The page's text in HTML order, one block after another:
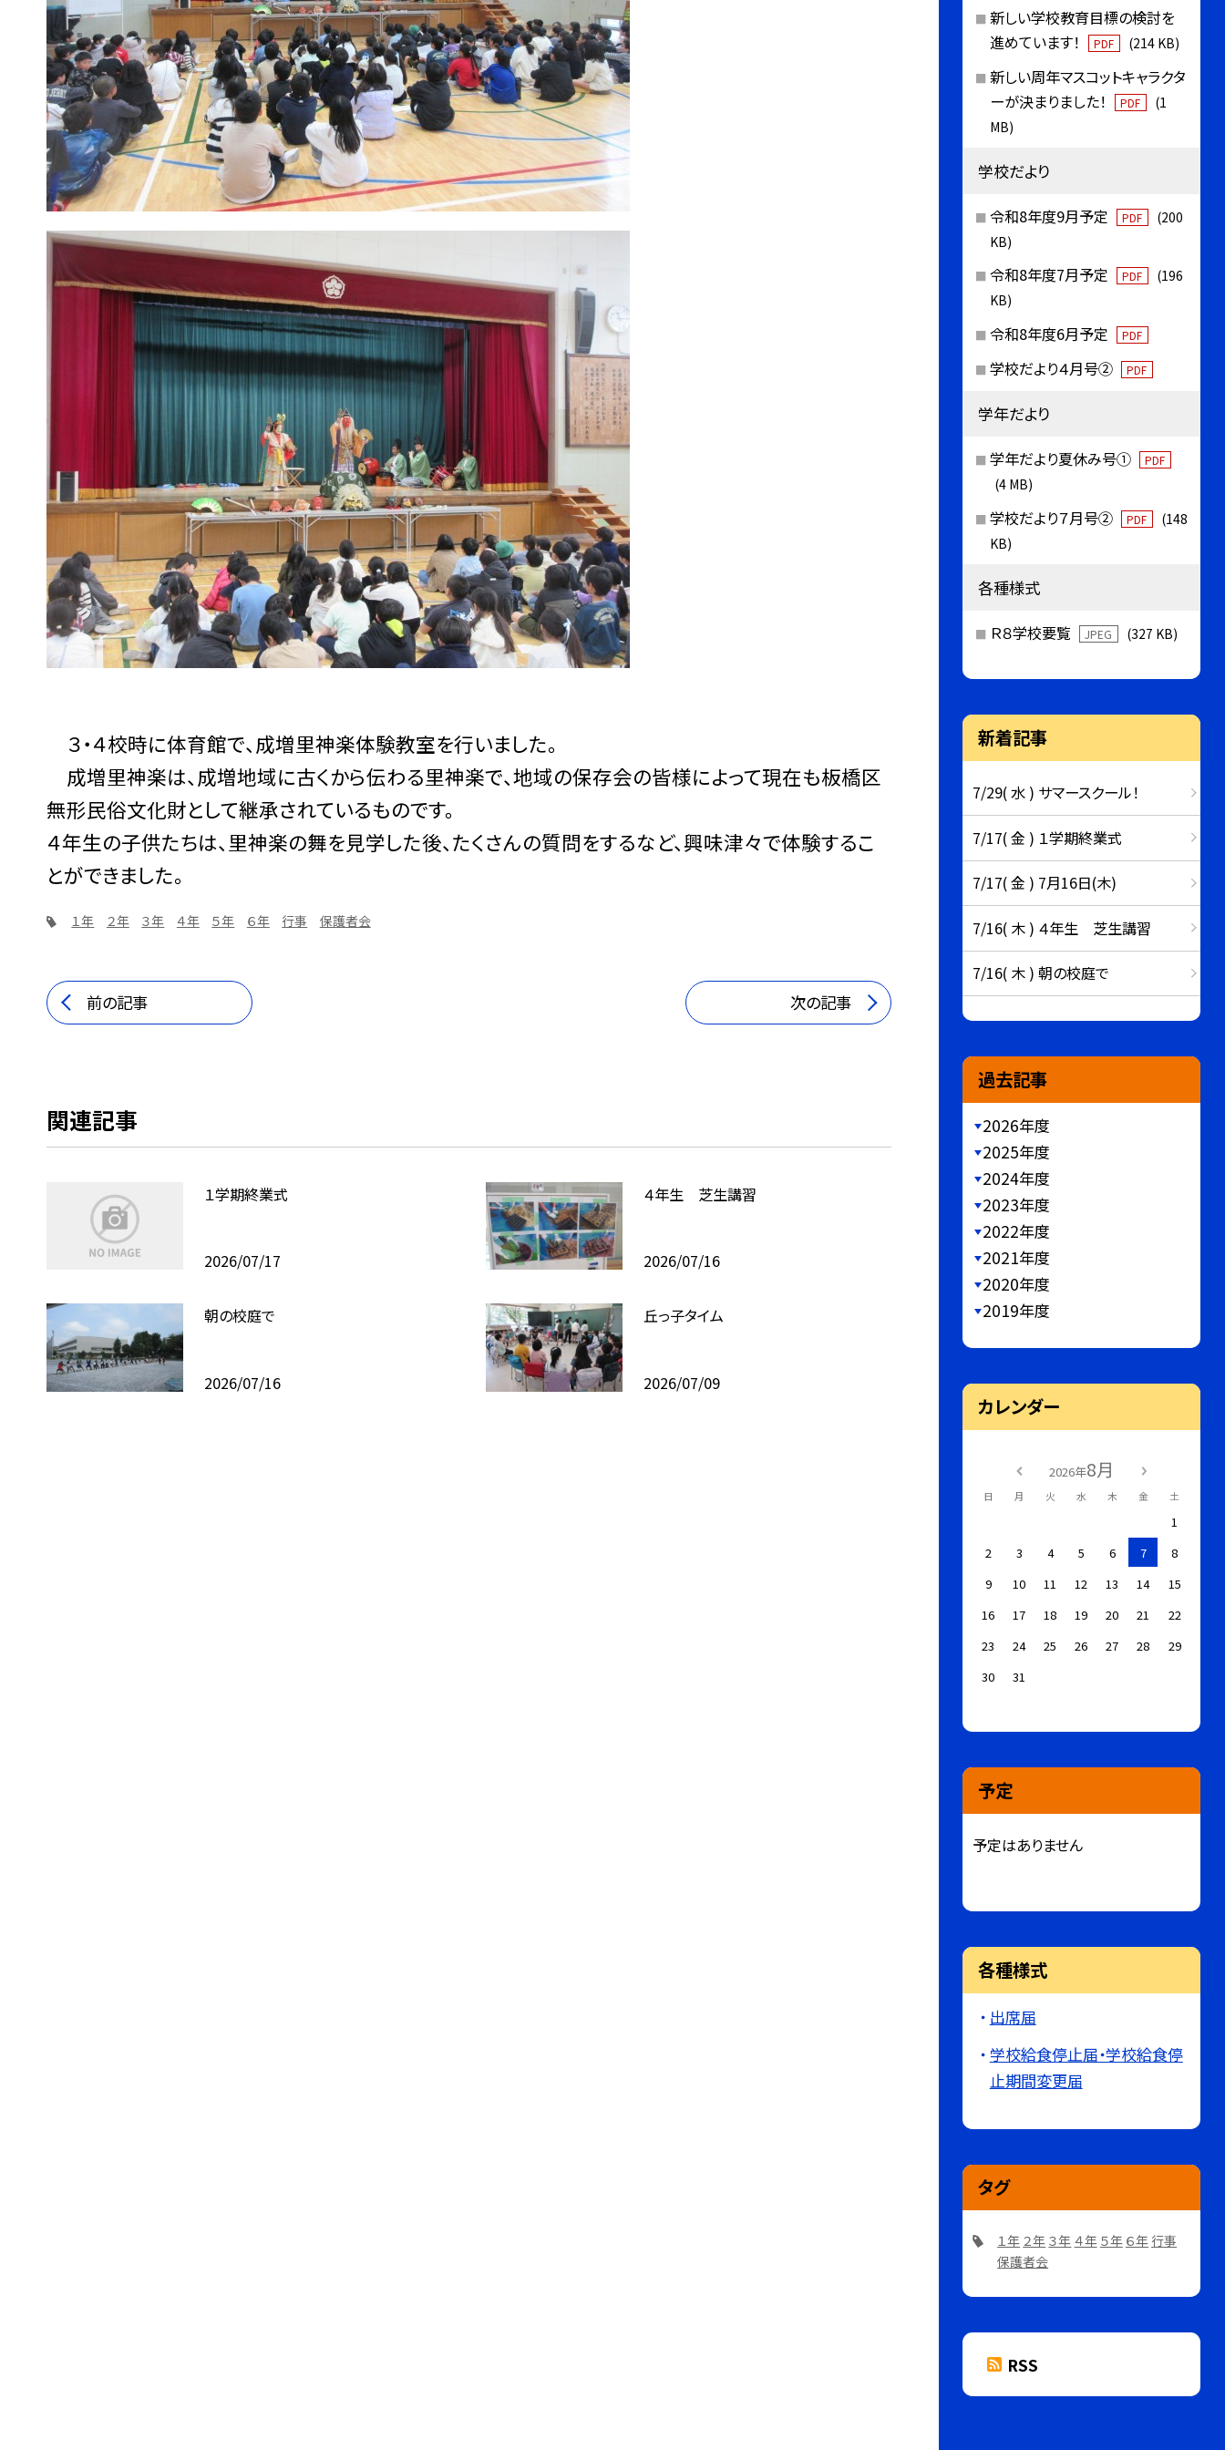
３・４校時に体育館で、成増里神楽体験教室を行いました。
成増里神楽は、成増地域に古くから伝わる里神楽で、地域の保存会の皆様によって現在も板橋区
無形民俗文化財として継承されているものです。
４年生の子供たちは、里神楽の舞を見学した後、たくさんの質問をするなど、興味津々で体験するこ
とができました。
１年 ２年 ３年 ４年 ５年 ６年 行事 保護者会
前の記事 次の記事
関連記事
１学期終業式
2026/07/17
４年生 芝生講習
2026/07/16
朝の校庭で
2026/07/16
丘っ子タイム
2026/07/09
新しい学校教育目標の検討を
進めています！
PDF (214 KB)
新しい周年マスコットキャラクタ
ーが決まりました！
PDF
(1
MB)
学校だより
令和8年度9月予定 PDF
(200
KB)
令和8年度7月予定 PDF
(196
KB)
令和8年度6月予定 PDF
学校だより４月号② PDF
学年だより
学年だより夏休み号① PDF
(4 MB)
学校だより７月号② PDF
(148
KB)
各種様式
Ｒ８学校要覧 JPEG (327 KB)
新着記事
7/29( 水 ) サマースクール！
7/17( 金 ) １学期終業式
7/17( 金 ) 7月16日(木)
7/16( 木 ) ４年生 芝生講習
7/16( 木 ) 朝の校庭で
過去記事
2026年度
2025年度
2024年度
2023年度
2022年度
2021年度
2020年度
2019年度
カレンダー
2026年8月
日 月 火 水 木 金 土
1
2
3 4 5 6 7
8
9
10 11 12 13 14
15
16
17 18 19 20 21
22
23
24 25 26 27 28
29
30
31
予定
予定はありません
各種様式
出席届
学校給食停止届・学校給食停
止期間変更届
タグ
１年 ２年 ３年 ４年 ５年 ６年 行事
保護者会
RSS